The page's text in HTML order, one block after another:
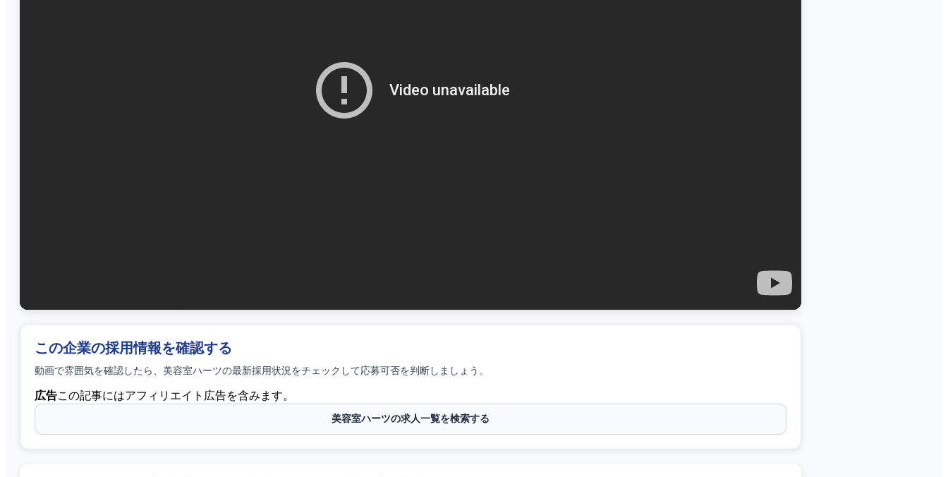
この企業の採用情報を確認する
動画で雰囲気を確認したら、 美容室ハーツの最新採用状況をチェックして応募可否を判断しましょう。
広告この記事にはアフィリエイト広告を含みます。
美容室ハーツの求人一覧を検索する